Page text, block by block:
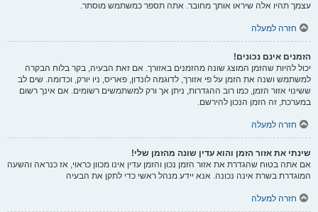
עצמך תהיו אלה שיראו אותך מחובר. אתה תספר כמשתמש מוסתר.
חזרה למעלה
הזמנים אינם נכונים!
יכול להיות שהזמן המוצג שונה מהזמנים באזורך. אם זאת הבעיה, בקר בלוח הבקרה
למשתמש ושנה את הזמן על פי אזורך, לדוגמה לונדון, פאריס, ניו יורק, וכדומה. שים לב
ששינוי אזור הזמן, כמו רוב ההגדרות, ניתן אך ורק למשתמשים רשומים. אם אינך רשום
במערכת, זה הזמן הנכון להירשם.
חזרה למעלה
שינתי את אזור הזמן והוא עדין שונה מהזמן שלי!
אם אתה בטוח שהגדרת את אזור הזמן נכון והזמן עדין אינו מכוון כראוי, אז כנראה והשעה
המוגדרת בשרת אינה נכונה. אנא יידע מנהל ראשי כדי לתקן את הבעיה
חזרה למעלה